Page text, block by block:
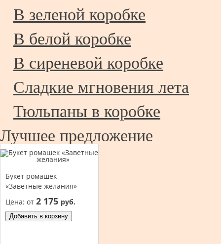
В зеленой коробке
В белой коробке
В сиреневой коробке
Сладкие мгновения лета
Тюльпаны в коробке
Лучшее предложение
Букет ромашек
«Заветные желания»
Цена: от 2 175 руб.
Добавить в корзину